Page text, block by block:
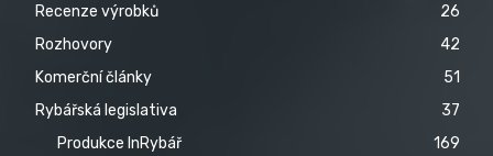
Recenze výrobků
26
Rozhovory
42
Komerční články
51
Rybářská legislativa
37
Produkce InRybář
169